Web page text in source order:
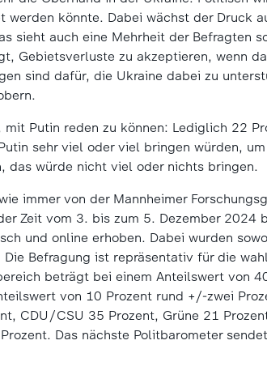
könnte. Dabei wächst der Druck
sieht auch eine Mehrheit der Befragten
Gebietsverluste zu akzeptieren, wenn
sind dafür, die Ukraine dabei zu
Putin reden zu können: Lediglich 22
sehr viel oder viel bringen würden,
das würde nicht viel oder nichts bringen.
immer von der Mannheimer
Zeit vom 3. bis zum 5. Dezember 2024
und online erhoben. Dabei wurden
Befragung ist repräsentativ für die
beträgt bei einem Anteilswert von
von 10 Prozent rund +/-zwei
CDU/CSU 35 Prozent, Grüne 21
Das nächste Politbarometer